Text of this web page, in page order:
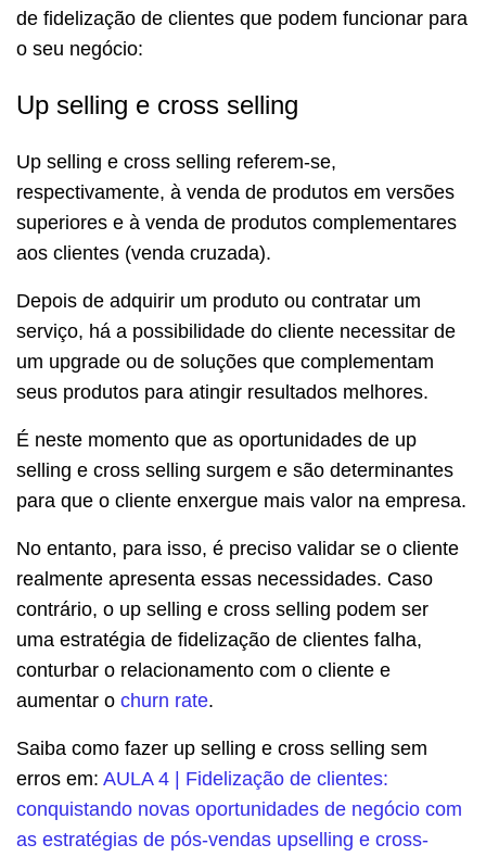
de fidelização de clientes que podem funcionar para
o seu negócio:
Up selling e cross selling
Up selling e cross selling referem-se,
respectivamente, à venda de produtos em versões
superiores e à venda de produtos complementares
aos clientes (venda cruzada).
Depois de adquirir um produto ou contratar um
serviço, há a possibilidade do cliente necessitar de
um upgrade ou de soluções que complementam
seus produtos para atingir resultados melhores.
É neste momento que as oportunidades de up
selling e cross selling surgem e são determinantes
para que o cliente enxergue mais valor na empresa.
No entanto, para isso, é preciso validar se o cliente
realmente apresenta essas necessidades. Caso
contrário, o up selling e cross selling podem ser
uma estratégia de fidelização de clientes falha,
conturbar o relacionamento com o cliente e
aumentar o churn rate.
Saiba como fazer up selling e cross selling sem
erros em: AULA 4 | Fidelização de clientes:
conquistando novas oportunidades de negócio com
as estratégias de pós-vendas upselling e cross-